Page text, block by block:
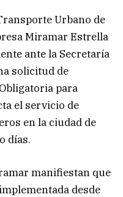
Urbano de
Miramar Estrella
ante la Secretaría
solicitud de
para
el servicio de
en la ciudad de
días.
manifiestan que
desde